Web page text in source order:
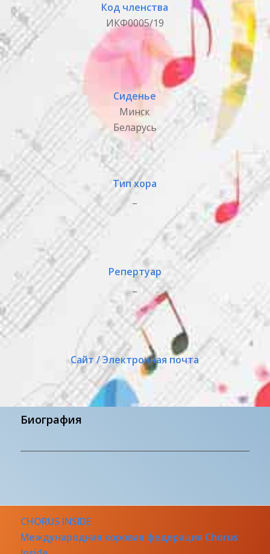
Код членства
ИКФ0005/19
Сиденье
Минск
Беларусь
Тип хора
Репертуар
Сайт / Электронная почта
Биография
CHORUS INSIDE
Международная хоровая федерация Chorus